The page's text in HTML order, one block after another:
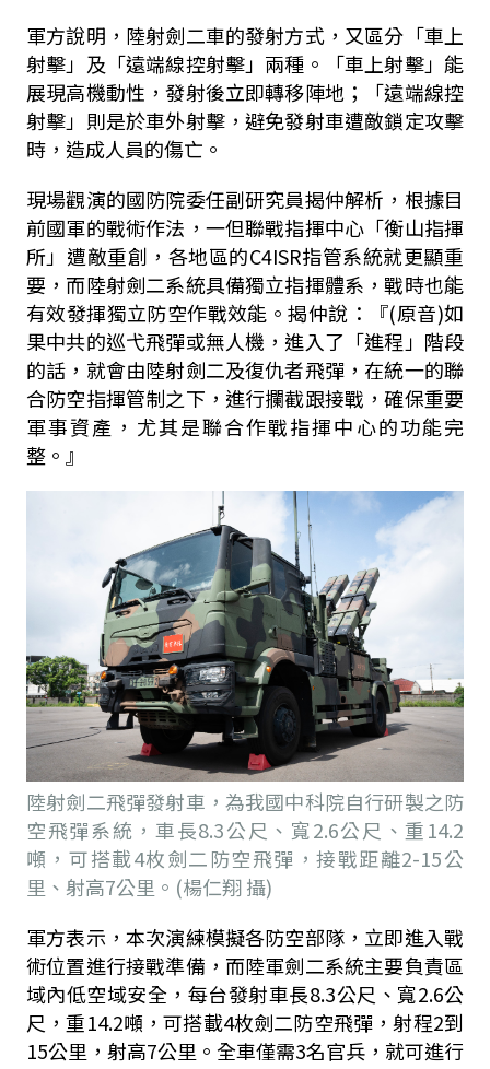
軍方說明，陸射劍二車的發射方式，又區分「車上
射擊」及「遠端線控射擊」兩種。「車上射擊」能
展現高機動性，發射後立即轉移陣地；「遠端線控
射擊」則是於車外射擊，避免發射車遭敵鎖定攻擊
時，造成人員的傷亡。
現場觀演的國防院委任副研究員揭仲解析，根據目
前國軍的戰術作法，一但聯戰指揮中心「衡山指揮
所」遭敵重創，各地區的C4ISR指管系統就更顯重
要，而陸射劍二系統具備獨立指揮體系，戰時也能
有效發揮獨立防空作戰效能。揭仲說：『(原音)如
果中共的巡弋飛彈或無人機，進入了「進程」階段
的話，就會由陸射劍二及復仇者飛彈，在統一的聯
合防空指揮管制之下，進行攔截跟接戰，確保重要
軍事資產，尤其是聯合作戰指揮中心的功能完
整。』
陸射劍二飛彈發射車，為我國中科院自行研製之防
空飛彈系統，車長8.3公尺、寬2.6公尺、重14.2
噸，可搭載4枚劍二防空飛彈，接戰距離2-15公
里、射高7公里。(楊仁翔 攝)
軍方表示，本次演練模擬各防空部隊，立即進入戰
術位置進行接戰準備，而陸軍劍二系統主要負責區
域內低空域安全，每台發射車長8.3公尺、寬2.6公
尺，重14.2噸，可搭載4枚劍二防空飛彈，射程2到
15公里，射高7公里。全車僅需3名官兵，就可進行